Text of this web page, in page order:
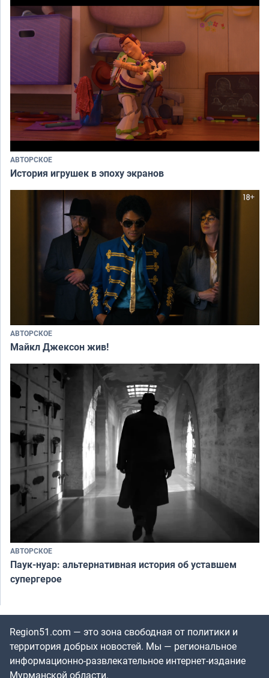
АВТОРСКОЕ
История игрушек в эпоху экранов
АВТОРСКОЕ
Майкл Джексон жив!
АВТОРСКОЕ
Паук-нуар: альтернативная история об уставшем
супергерое
Region51.com — это зона свободная от политики и
территория добрых новостей. Мы — региональное
информационно-развлекательное интернет-издание
Мурманской области.